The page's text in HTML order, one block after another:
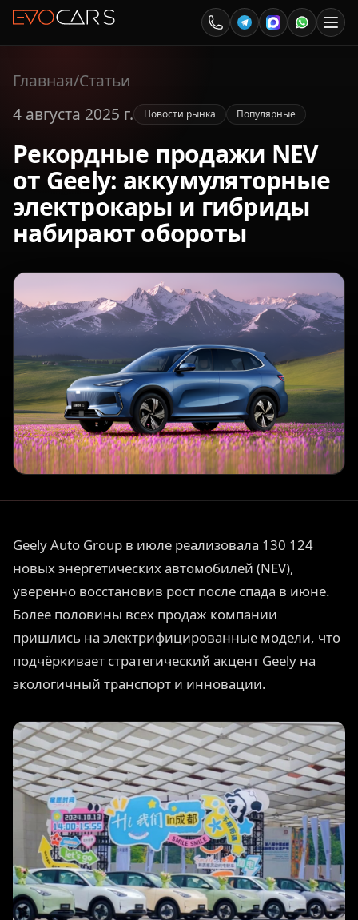
Главная/Статьи
4 августа 2025 г.
Новости рынка Популярные
Рекордные продажи NEV
от Geely: аккумуляторные
электрокары и гибриды
набирают обороты
Geely Auto Group в июле реализовала 130 124
новых энергетических автомобилей (NEV),
уверенно восстановив рост после спада в июне.
Более половины всех продаж компании
пришлись на электрифицированные модели, что
подчёркивает стратегический акцент Geely на
экологичный транспорт и инновации.